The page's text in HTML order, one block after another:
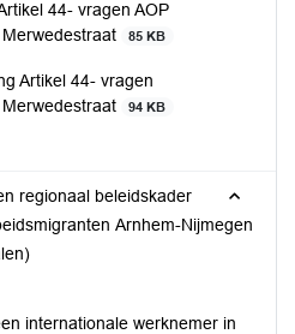
44- vragen AOP
85 KB
Artikel 44- vragen
94 KB
regionaal beleidskader
Arnhem-Nijmegen
internationale werknemer in